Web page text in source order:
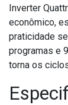
Inverter
econômico,
praticidade
programas e
torna os